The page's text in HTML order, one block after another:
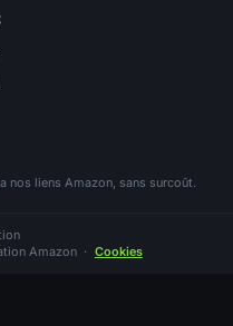
nos liens Amazon, sans surcoût.
Amazon · Cookies